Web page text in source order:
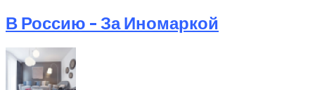
В Россию – За Иномаркой